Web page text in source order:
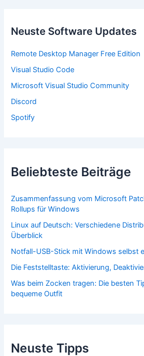
n
a
h
:
Neuste Software Updates
Remote Desktop Manager Free Edition
Visual Studio Code
Microsoft Visual Studio Community
Discord
Spotify
Beliebteste Beiträge
Zusammenfassung vom Microsoft
Rollups für Windows
Linux auf Deutsch: Verschiedene
Überblick
Notfall-USB-Stick mit Windows selbst
Die Feststelltaste: Aktivierung,
Was beim Zocken tragen: Die besten
bequeme Outfit
Neuste Tipps